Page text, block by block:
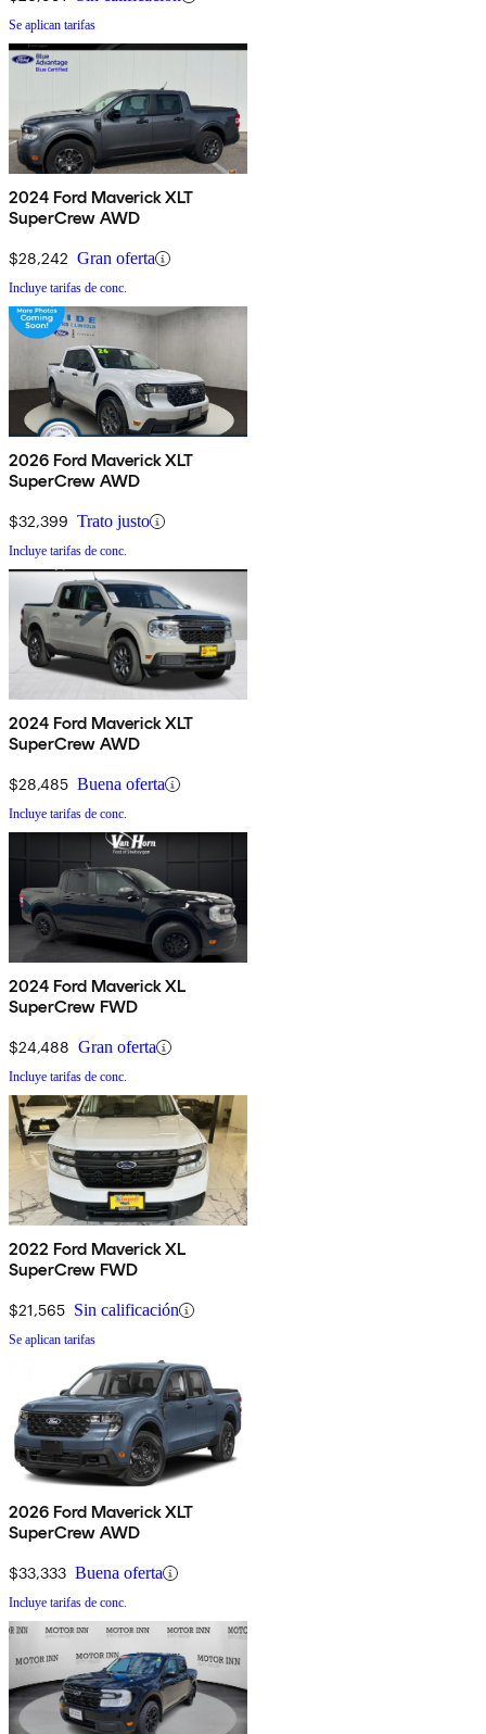
Se aplican tarifas
2024 Ford Maverick XLT
SuperCrew AWD
$28,242 Gran oferta
Incluye tarifas de conc.
2026 Ford Maverick XLT
SuperCrew AWD
$32,399 Trato justo
Incluye tarifas de conc.
2024 Ford Maverick XLT
SuperCrew AWD
$28,485 Buena oferta
Incluye tarifas de conc.
2024 Ford Maverick XL
SuperCrew FWD
$24,488 Gran oferta
Incluye tarifas de conc.
2022 Ford Maverick XL
SuperCrew FWD
$21,565 Sin calificación
Se aplican tarifas
2026 Ford Maverick XLT
SuperCrew AWD
$33,333 Buena oferta
Incluye tarifas de conc.